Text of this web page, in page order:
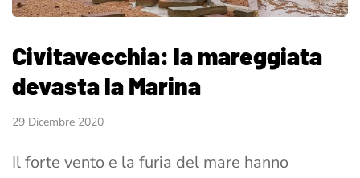
Civitavecchia: la mareggiata
devasta la Marina
29 Dicembre 2020
Il forte vento e la furia del mare hanno